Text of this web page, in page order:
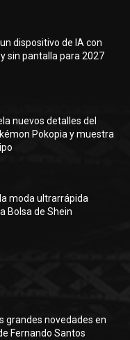
dispositivo de IA con
sin pantalla para 2027
nuevos detalles del
Pokopia y muestra
moda ultrarrápida
Bolsa de Shein
grandes novedades en
Fernando Santos